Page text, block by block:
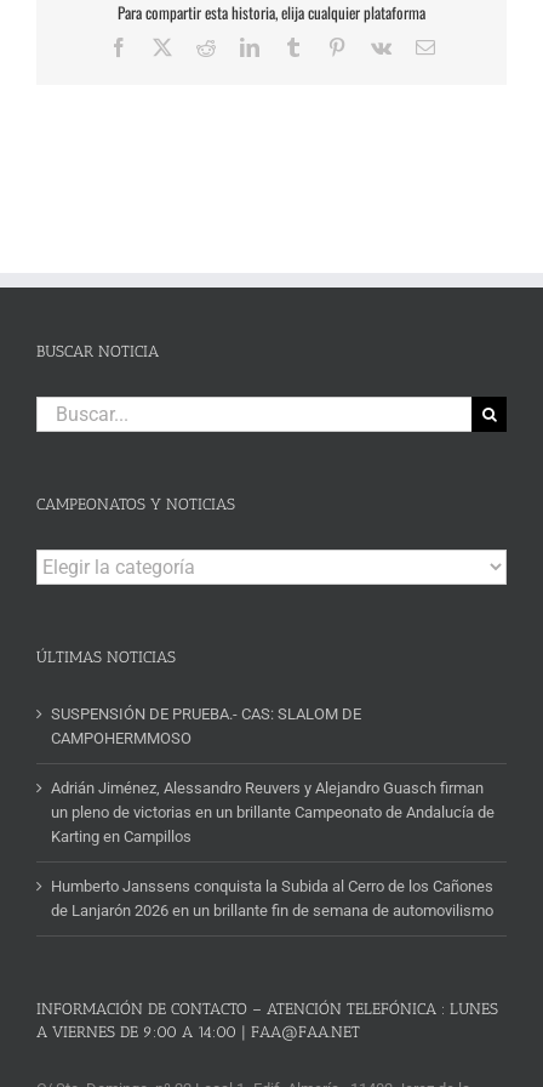
Para compartir esta historia, elija cualquier plataforma
Facebook RedditLinkedInTumblr Pinterest
Vk
Correo
BUSCAR NOTICIA
Buscar:
CAMPEONATOS Y NOTICIAS
Campeonatos
y
ÚLTIMAS NOTICIAS
SUSPENSIÓN DE PRUEBA.- CAS: SLALOM DE
CAMPOHERMMOSO
Adrián Jiménez, Alessandro Reuvers y Alejandro Guasch firman
un pleno de victorias en un brillante Campeonato de Andalucía de
Karting en Campillos
Humberto Janssens conquista la Subida al Cerro de los Cañones
de Lanjarón 2026 en un brillante fin de semana de automovilismo
INFORMACIÓN DE CONTACTO – ATENCIÓN TELEFÓNICA : LUNES
A VIERNES DE 9:00 A 14:00 | FAA@FAA.NET